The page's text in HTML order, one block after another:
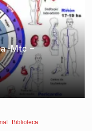
-Mtc –
Biblioteca